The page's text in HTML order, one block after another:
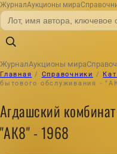
ЖурналАукционы мира
ЖурналАукционы мира
Главная / Справочники /
бытового обслуживания -
Агдашский
"АК8" - 1968